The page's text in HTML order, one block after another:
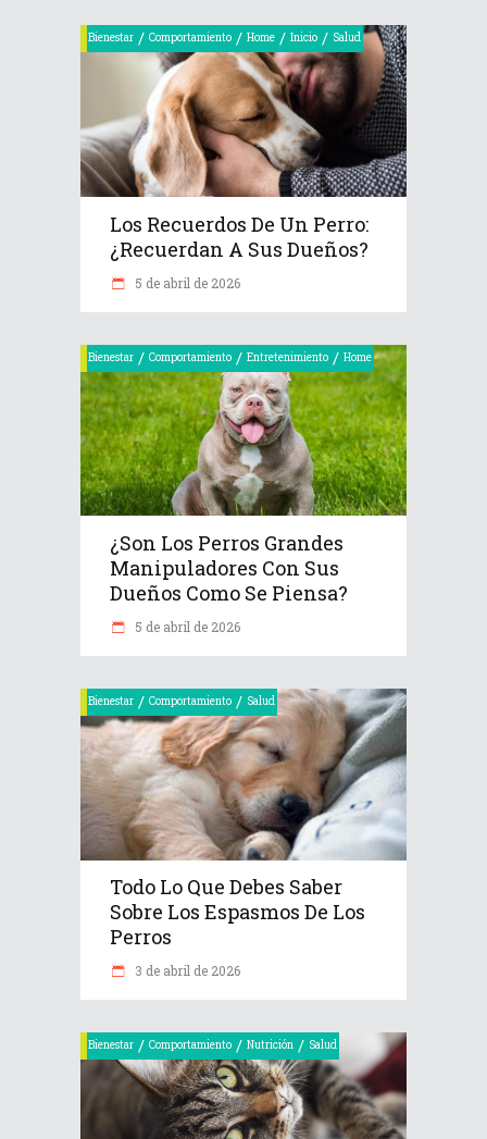
Bienestar / Comportamiento / Home / Inicio / Salud
Los Recuerdos De Un Perro:
¿recuerdan A Sus Dueños?
5 de abril de 2026
Bienestar / Comportamiento / Entretenimiento / Home
¿Son Los Perros Grandes
Manipuladores Con Sus
Dueños Como Se Piensa?
5 de abril de 2026
Bienestar / Comportamiento / Salud
Todo Lo Que Debes Saber
Sobre Los Espasmos De Los
Perros
3 de abril de 2026
Bienestar / Comportamiento / Nutrición / Salud